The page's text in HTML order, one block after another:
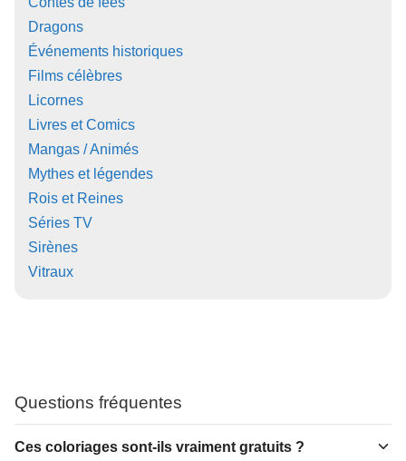
Dragons
Événements historiques
Films célèbres
Licornes
Livres et Comics
Mangas / Animés
Mythes et légendes
Rois et Reines
Séries TV
Sirènes
Vitraux
Questions fréquentes
Ces coloriages sont-ils vraiment gratuits ?